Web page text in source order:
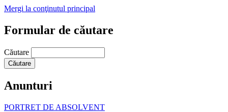
Mergi la conţinutul principal
Formular de căutare
Căutare
Anunturi
PORTRET DE ABSOLVENT